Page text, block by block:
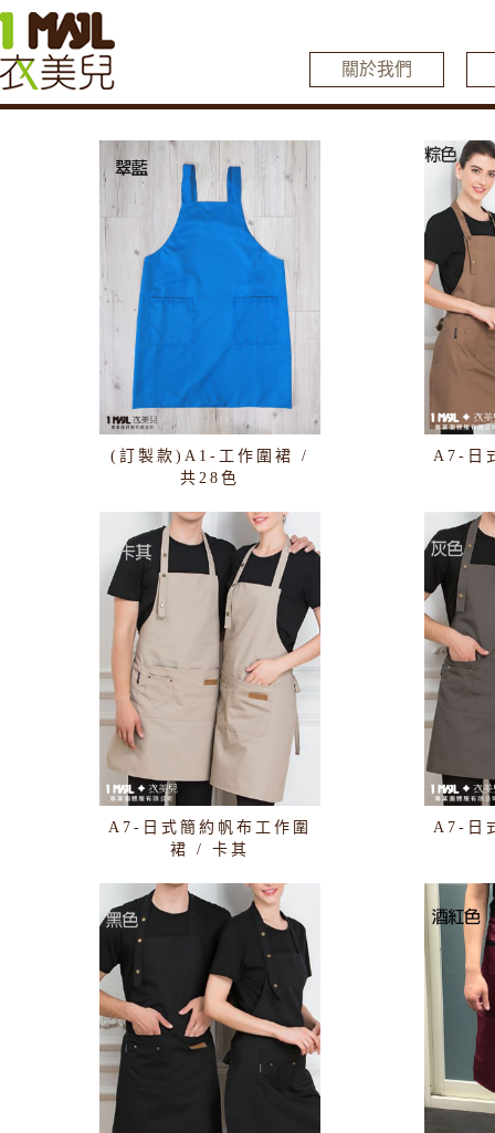
關於我們
(訂製款)A1-工作圍裙 /
共28色
A7-日
A7-日式簡約帆布工作圍
裙 / 卡其
A7-日